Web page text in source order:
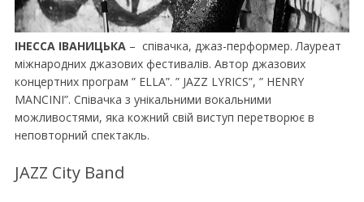
ІНЕССА ІВАНИЦЬКА– співачка, джаз-перформер. Лауреат
міжнародних джазових фестивалів. Автор джазових
концертних програм ” ELLA”. ” JAZZ LYRICS”, ” HENRY
MANCINI”. Співачка з унікальними вокальними
можливостями, яка кожний свій виступ перетворює в
неповторний спектакль.
JAZZ City Band